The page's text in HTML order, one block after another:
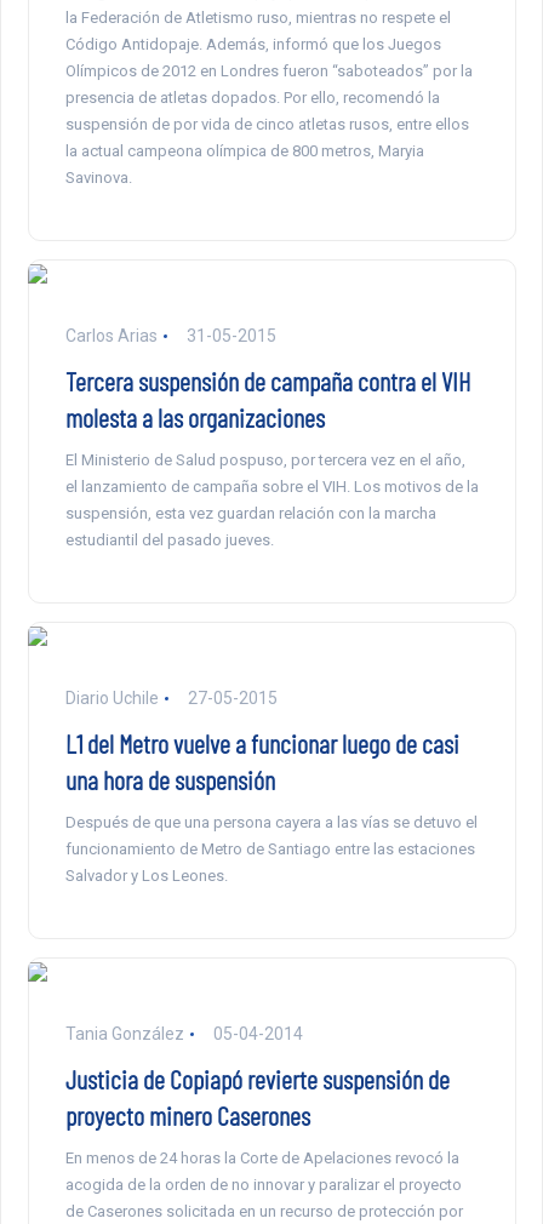
la Federación de Atletismo ruso, mientras no respete el
Código Antidopaje. Además, informó que los Juegos
Olímpicos de 2012 en Londres fueron “saboteados” por la
presencia de atletas dopados. Por ello, recomendó la
suspensión de por vida de cinco atletas rusos, entre ellos
la actual campeona olímpica de 800 metros, Maryia
Savinova.
Carlos Arias 31-05-2015
Tercera suspensión de campaña contra el VIH
molesta a las organizaciones
El Ministerio de Salud pospuso, por tercera vez en el año,
el lanzamiento de campaña sobre el VIH. Los motivos de la
suspensión, esta vez guardan relación con la marcha
estudiantil del pasado jueves.
Diario Uchile 27-05-2015
L1 del Metro vuelve a funcionar luego de casi
una hora de suspensión
Después de que una persona cayera a las vías se detuvo el
funcionamiento de Metro de Santiago entre las estaciones
Salvador y Los Leones.
Tania González 05-04-2014
Justicia de Copiapó revierte suspensión de
proyecto minero Caserones
En menos de 24 horas la Corte de Apelaciones revocó la
acogida de la orden de no innovar y paralizar el proyecto
de Caserones solicitada en un recurso de protección por